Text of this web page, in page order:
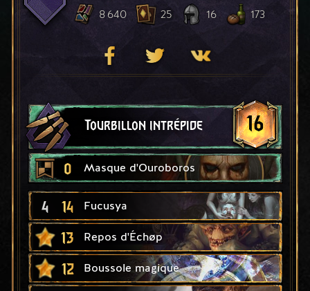
8 640 25 16 173
Tourbillon intrépide 16
0 Masque d'Ouroboros
4 14 Fucusya
13 Repos d'Échøp
12 Boussole magique